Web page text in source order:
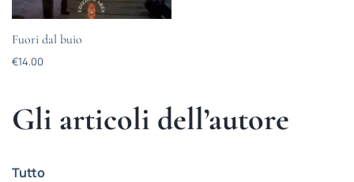
Fuori dal buio
€14.00
Gli articoli dell’autore
Tutto